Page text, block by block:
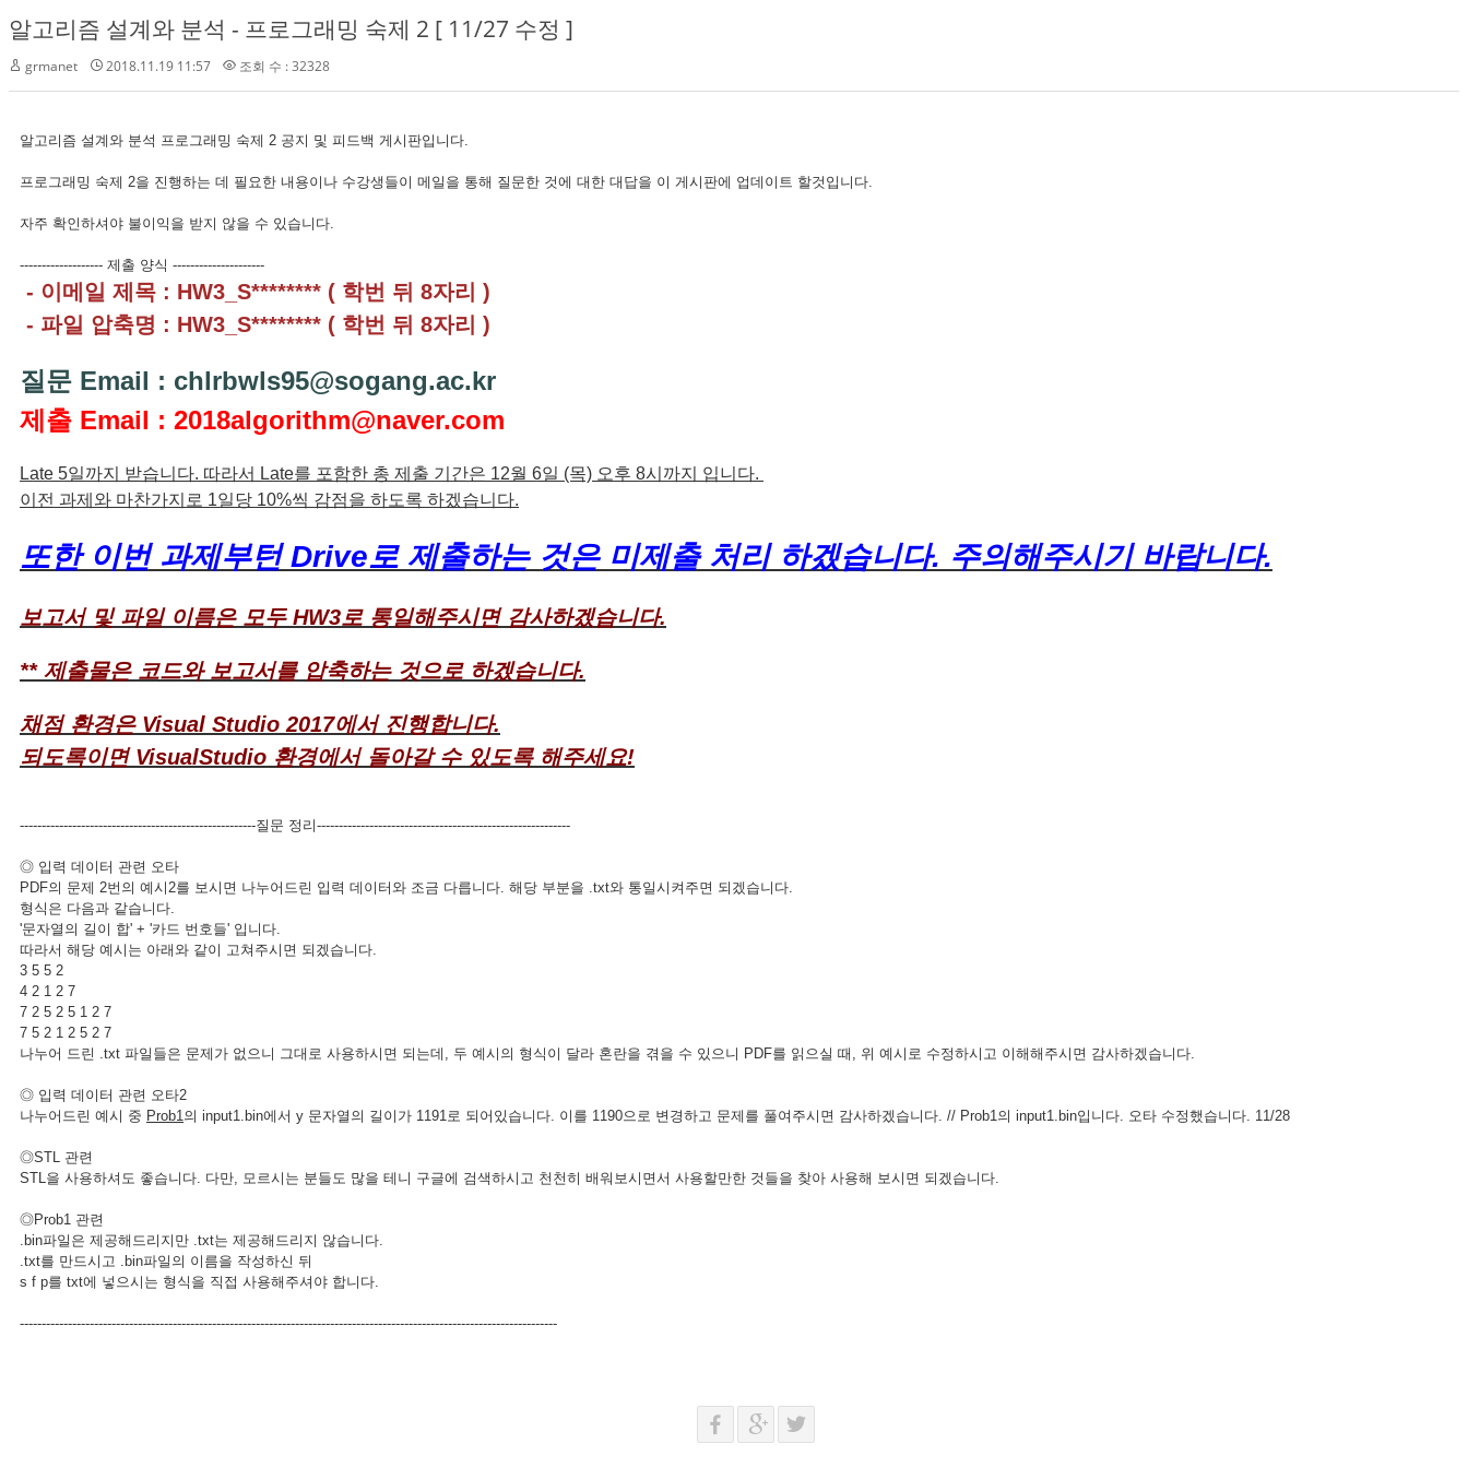
알고리즘 설계와 분석 - 프로그래밍 숙제 2 [ 11/27 수정 ]
grmanet 2018.11.19 11:57 조회 수 : 32328
알고리즘 설계와 분석 프로그래밍 숙제 2 공지 및 피드백 게시판입니다.
프로그래밍 숙제 2을 진행하는 데 필요한 내용이나 수강생들이 메일을 통해 질문한 것에 대한 대답을 이 게시판에 업데이트 할것입니다.
자주 확인하셔야 불이익을 받지 않을 수 있습니다.
------------------- 제출 양식 ---------------------
- 이메일 제목 : HW3_S******** ( 학번 뒤 8자리 )
- 파일 압축명 : HW3_S******** ( 학번 뒤 8자리 )
질문 Email : chlrbwls95@sogang.ac.kr
제출 Email : 2018algorithm@naver.com
Late 5일까지 받습니다. 따라서 Late를 포함한 총 제출 기간은 12월 6일 (목) 오후 8시까지 입니다.
이전 과제와 마찬가지로 1일당 10%씩 감점을 하도록 하겠습니다.
또한 이번 과제부턴 Drive로 제출하는 것은 미제출 처리 하겠습니다. 주의해주시기 바랍니다.
보고서 및 파일 이름은 모두 HW3로 통일해주시면 감사하겠습니다.
** 제출물은 코드와 보고서를 압축하는 것으로 하겠습니다.
채점 환경은 Visual Studio 2017에서 진행합니다.
되도록이면 VisualStudio 환경에서 돌아갈 수 있도록 해주세요!
------------------------------------------------------질문 정리----------------------------------------------------------
◎ 입력 데이터 관련 오타
PDF의 문제 2번의 예시2를 보시면 나누어드린 입력 데이터와 조금 다릅니다. 해당 부분을 .txt와 통일시켜주면 되겠습니다.
형식은 다음과 같습니다.
'문자열의 길이 합' + '카드 번호들' 입니다.
따라서 해당 예시는 아래와 같이 고쳐주시면 되겠습니다.
3 5 5 2
4 2 1 2 7
7 2 5 2 5 1 2 7
7 5 2 1 2 5 2 7
나누어 드린 .txt 파일들은 문제가 없으니 그대로 사용하시면 되는데, 두 예시의 형식이 달라 혼란을 겪을 수 있으니 PDF를 읽으실 때, 위 예시로 수정하시고 이해해주시면 감사하겠습니다.
◎ 입력 데이터 관련 오타2
나누어드린 예시 중 Prob1의 input1.bin에서 y 문자열의 길이가 1191로 되어있습니다. 이를 1190으로 변경하고 문제를 풀여주시면 감사하겠습니다. // Prob1의 input1.bin입니다. 오타 수정했습니다. 11/28
◎STL 관련
STL을 사용하셔도 좋습니다. 다만, 모르시는 분들도 많을 테니 구글에 검색하시고 천천히 배워보시면서 사용할만한 것들을 찾아 사용해 보시면 되겠습니다.
◎Prob1 관련
.bin파일은 제공해드리지만 .txt는 제공해드리지 않습니다.
.txt를 만드시고 .bin파일의 이름을 작성하신 뒤
s f p를 txt에 넣으시는 형식을 직접 사용해주셔야 합니다.
---------------------------------------------------------------------------------------------------------------------------